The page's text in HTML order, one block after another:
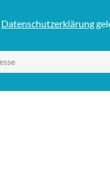
Datenschutzerklärung